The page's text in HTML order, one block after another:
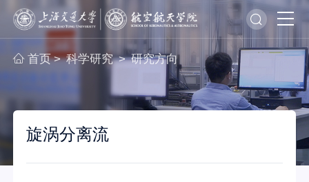
首页 > 科学研究 > 研究方向
旋涡分离流